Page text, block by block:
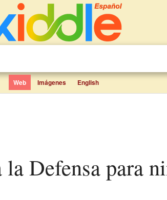
Web Imágenes English
la Defensa para